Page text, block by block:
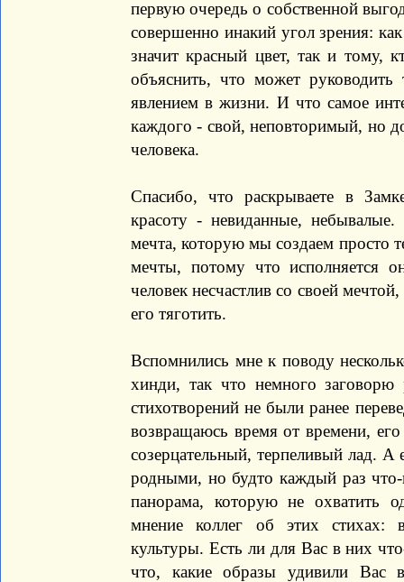
первую очередь о собственной
совершенно инакий угол зрения:
значит красный цвет, так и тому,
объяснить, что может
явлением в жизни. И что самое
каждого - свой, неповторимый, но
человека.
Спасибо, что раскрываете в
красоту - невиданные,
мечта, которую мы создаем просто
мечты, потому что исполняется
человек несчастлив со своей
его тяготить.
Вспомнились мне к поводу
хинди, так что немного заговорю
стихотворений не были ранее
возвращаюсь время от времени,
созерцательный, терпеливый лад. А
родными, но будто каждый раз
панорама, которую не охватить
мнение коллег об этих стихах:
культуры. Есть ли для Вас в них
что, какие образы удивили Вас